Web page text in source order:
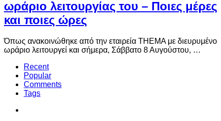
ωράριο λειτουργίας του – Ποιες μέρες
και ποιες ώρες
Όπως ανακοινώθηκε από την εταιρεία THEMA με διευρυμένο
ωράριο λειτουργεί και σήμερα, Σάββατο 8 Αυγούστου, …
Recent
Popular
Comments
Tags